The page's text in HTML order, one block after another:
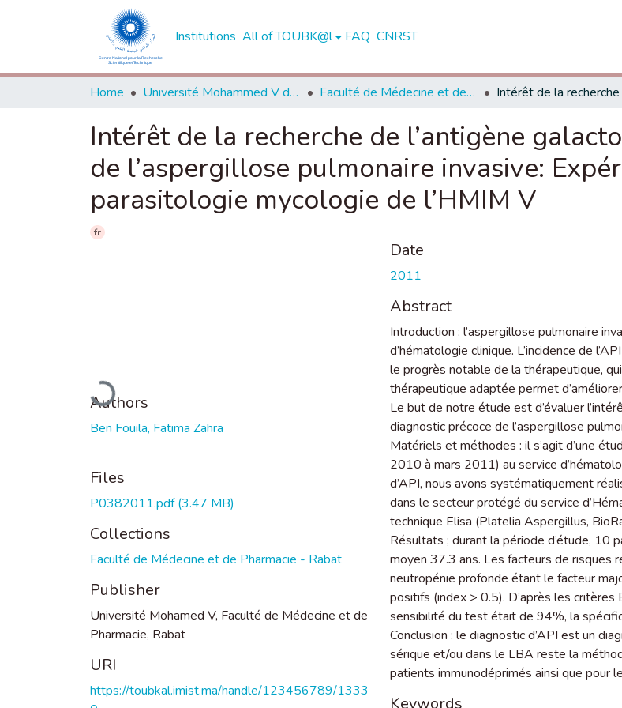
Institutions All of TOUBK@l FAQ CNRST
Home Université Mohammed V de Rabat Faculté de Médecine et de Pharmacie - Rabat
Intérêt de la recherche de l’antigène
de l’aspergillose pulmonaire invasive:
parasitologie mycologie de l’HMIM V
fr
Loading...
Authors
Ben Fouila, Fatima Zahra
Files
P0382011.pdf(3.47 MB)
Collections
Faculté de Médecine et de Pharmacie - Rabat
Publisher
Université Mohamed V, Faculté de Médecine et de
Pharmacie, Rabat
URI
https://toubkal.imist.ma/handle/123456789/1333
Date
2011
Abstract
Introduction : l’aspergillose pulmonaire
d’hématologie clinique. L’incidence de
le progrès notable de la thérapeutique,
thérapeutique adaptée permet
Le but de notre étude est d’évaluer
diagnostic précoce de l’aspergillose
Matériels et méthodes : il s’agit d’une
2010 à mars 2011) au service
d’API, nous avons systématiquement
dans le secteur protégé du service
technique Elisa (Platelia Aspergillus,
Résultats ; durant la période d’étude, 10
moyen 37.3 ans. Les facteurs de risques
neutropénie profonde étant le facteur
positifs (index > 0.5). D’après les
sensibilité du test était de 94%, la
Conclusion : le diagnostic d’API est un
sérique et/ou dans le LBA reste la
patients immunodéprimés ainsi que pour
Keywords